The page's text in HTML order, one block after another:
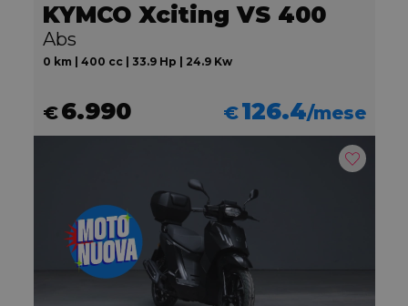
KYMCO Xciting VS 400
Abs
0 km | 400 cc | 33.9 Hp | 24.9 Kw
€6.990 €126.4/mese